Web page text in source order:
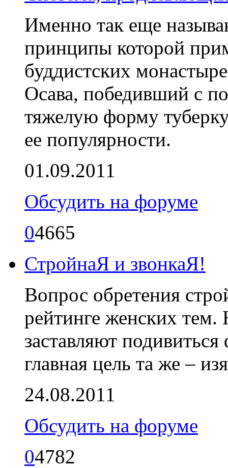
Именно так еще
принципы которой
буддистских
Осава, победивший с
тяжелую форму
ее популярности.
01.09.2011
Обсудить на форуме
04665
СтройнаЯ и звонкаЯ!
Вопрос обретения
рейтинге женских тем.
заставляют
главная цель та же –
24.08.2011
Обсудить на форуме
04782